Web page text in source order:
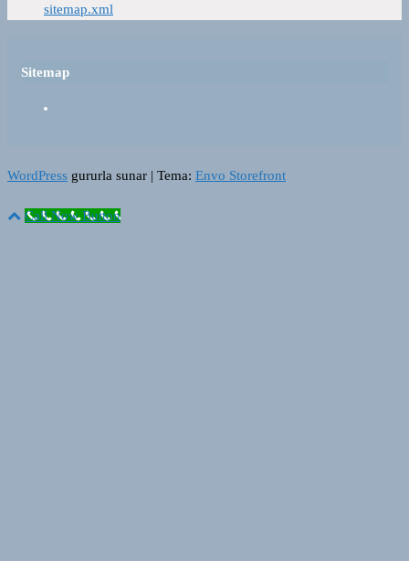
sitemap.xml
Sitemap
WordPress gururla sunar | Tema: Envo Storefront
Call Now Button